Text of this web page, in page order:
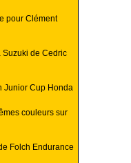
pour Clément
de Cedric
Junior Cup Honda
couleurs sur
Folch Endurance